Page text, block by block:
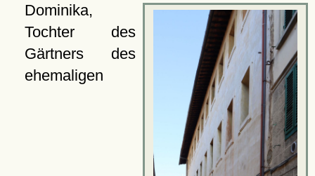
Dominika,
Tochter des
Gärtners des
ehemaligen